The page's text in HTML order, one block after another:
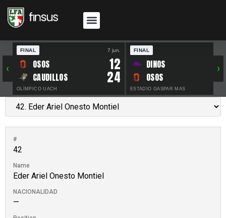
‹
FINAL 7 jun.
OSOS 12
CAUDILLOS 24
OLÍMPICO UACH
FINAL
DINOS
OSOS
ESTADIO GASPAR MAS
›
#
42
Name
Eder Ariel Onesto Montiel
NACIONALIDAD
—